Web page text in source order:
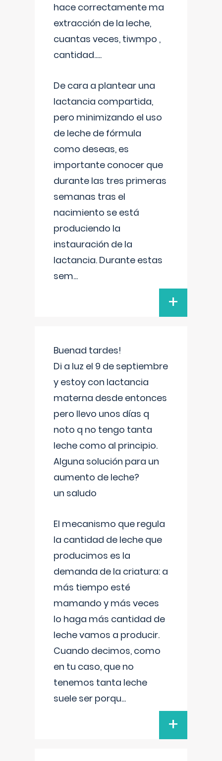
hace correctamente ma
extracción de la leche,
cuantas veces, tiwmpo ,
cantidad.....
De cara a plantear una
lactancia compartida,
pero minimizando el uso
de leche de fórmula
como deseas, es
importante conocer que
durante las tres primeras
semanas tras el
nacimiento se está
produciendo la
instauración de la
lactancia. Durante estas
sem...
+
Buenad tardes!
Di a luz el 9 de septiembre
y estoy con lactancia
materna desde entonces
pero llevo unos días q
noto q no tengo tanta
leche como al principio.
Alguna solución para un
aumento de leche?
un saludo
El mecanismo que regula
la cantidad de leche que
producimos es la
demanda de la criatura: a
más tiempo esté
mamando y más veces
lo haga más cantidad de
leche vamos a producir.
Cuando decimos, como
en tu caso, que no
tenemos tanta leche
suele ser porqu...
+